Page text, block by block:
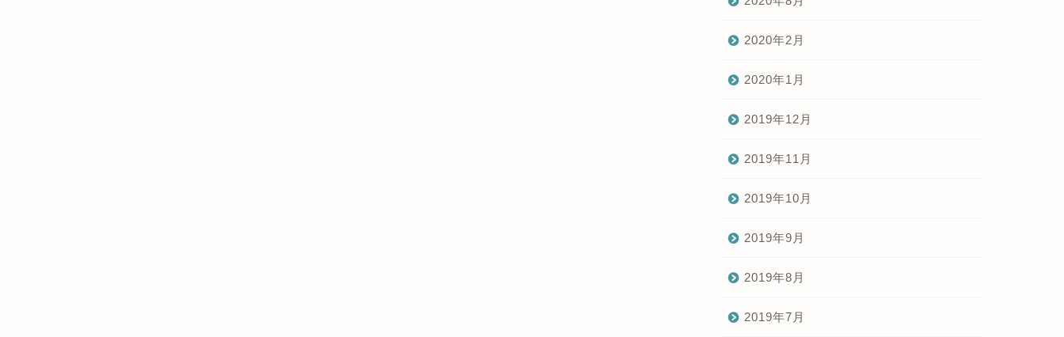
2020年2月
2020年1月
2019年12月
2019年11月
2019年10月
2019年9月
2019年8月
2019年7月